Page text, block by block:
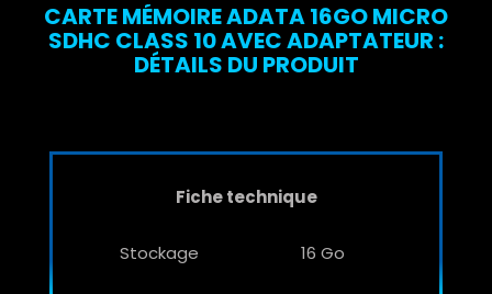
CARTE MÉMOIRE ADATA 16GO MICRO
SDHC CLASS 10 AVEC ADAPTATEUR :
DÉTAILS DU PRODUIT
Fiche technique
Stockage 16 Go